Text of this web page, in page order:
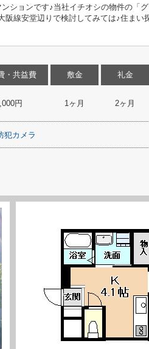
ションです♪当社イチオシの物件の「
線安堂辺りで検討してみては♪住まい
・共益費
円
敷金
1ヶ月
礼金
2ヶ月
犯カメラ